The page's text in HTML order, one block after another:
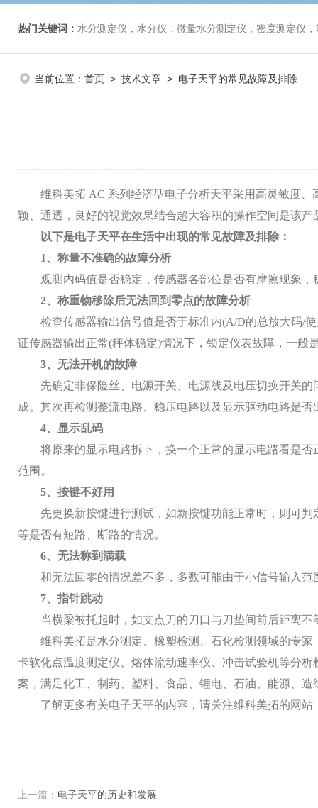
热门关键词： 水分测定仪，水分仪，微量水分测定仪，密度测定仪
当前位置： 首页 > 技术文章 > 电子天平的常见故障及排除
维科美拓 AC 系列经济型电子分析天平采用高灵敏度、
颖、通透 ，良好的视觉效果结合超大容积的操作空间是该
以下是电子天平在生活中出现的常见故障及排除：
1、称量不准确的故障分析
观测内码值是否稳定，传感器各部位是否有摩擦现象
2、称重物移除后无法回到零点的故障分析
检查传感器输出信号值是否于标准内(A/D的总放大码/
证传感器输出正常(秤体稳定)情况下，锁定仪表故障，一
3、无法开机的故障
先确定非保险丝、电源开关、电源线及电压切换开关
成。其次再检测整流电路、稳压电路以及显示驱动电路是
4、显示乱码
将原来的显示电路拆下，换一个正常的显示电路看是
范围。
5、按键不好用
先更换新按键进行测试，如新按键功能正常时，则可
等是否有短路、断路的情况。
6、无法称到满载
和无法回零的情况差不多，多数可能由于小信号输入
7、指针跳动
当横梁被托起时，如支点刀的刀口与刀垫间前后距离
维科美拓是水分测定、橡塑检测、石化检测领域的专
卡软化点温度测定仪、熔体流动速率仪、冲击试验机等分
案，满足化工、制药、塑料、食品、锂电、石油、能源、
了解更多有关电子天平的内容，请关注维科美拓的网站
上一篇： 电子天平的历史和发展